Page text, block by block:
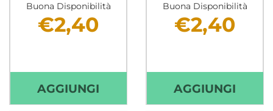
Buona Disponibilità
€2,40
AGGIUNGI AGGIUNGI LIGHTS
BY
Buona Disponibilità
€2,40
AGGIUNGI
BY